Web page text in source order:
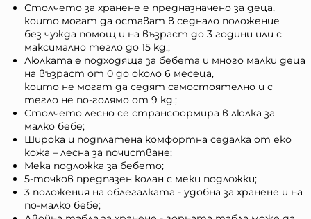
Столчето за хранене е предназначено за деца,
които могат да остават в седнало положение
без чужда помощ и на възраст до 3 години или с
максимално тегло до 15 kg.;
Люлката е подходяща за бебета и много малки деца
на възраст от 0 до около 6 месеца,
които не могат да седят самостоятелно и с
тегло не по-голямо от 9 kg.;
Столчето лесно се странсформира в люлка за
малко бебе;
Широка и подплатена комфортна седалка от еко
кожа – лесна за почистване;
Мека подложка за бебето;
5-точков предпазен колан с меки подложки;
3 положения на облегалката - удобна за хранене и на
по-малко бебе;